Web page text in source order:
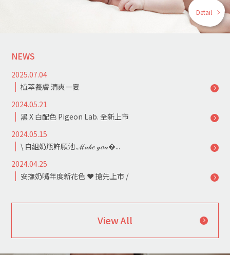
Detail
NEWS
2025.07.04
植萃養膚 清爽一夏
2024.05.21
黑 X 白配色 Pigeon Lab. 全新上市
2024.05.15
\ 自組奶瓶許願池 ℳ𝒶𝓀𝑒 𝓎𝑜𝓊�...
2024.04.25
安撫奶嘴年度新花色 ❤ 搶先上市 /
View All